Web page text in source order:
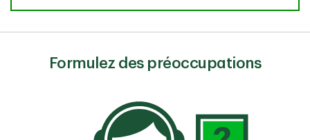
Formulez des préoccupations